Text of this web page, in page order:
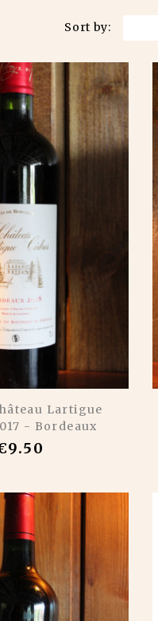
Sort by:
Lartigue
- Bordeaux